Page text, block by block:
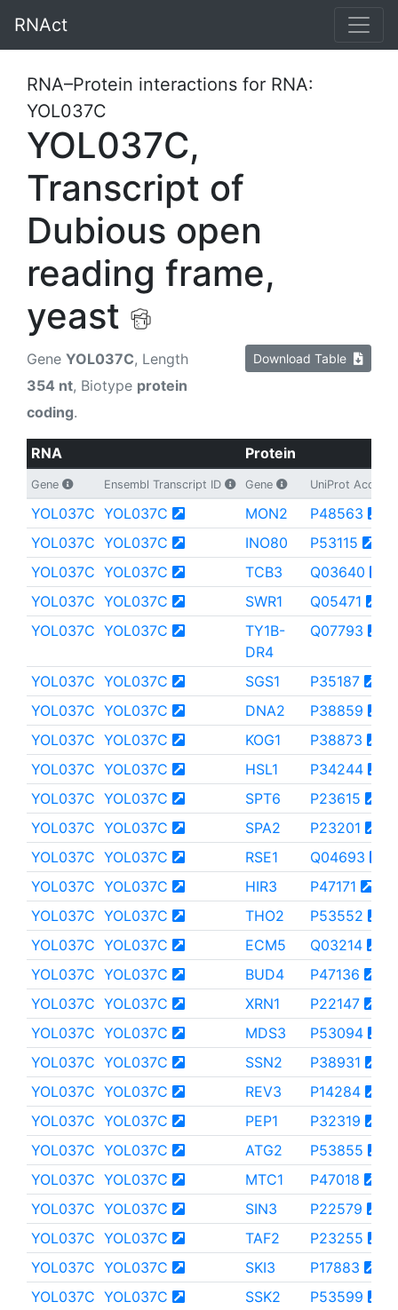
RNAct
RNA–Protein interactions for RNA:
YOL037C
YOL037C,
Transcript of
Dubious open
reading frame,
yeast
Gene YOL037C, Length
354 nt, Biotype protein
coding.
Download Table
RNA Protein
Gene Ensembl Transcript ID Gene UniProt
YOL037C YOL037C MON2
P48563
YOL037C YOL037C INO80
P53115
YOL037C YOL037C TCB3
Q03640
YOL037C YOL037C SWR1
Q05471
YOL037C YOL037C
TY1B-
DR4
Q07793
YOL037C YOL037C SGS1
P35187
YOL037C YOL037C DNA2
P38859
YOL037C YOL037C KOG1
P38873
YOL037C YOL037C HSL1
P34244
YOL037C YOL037C SPT6
P23615
YOL037C YOL037C SPA2
P23201
YOL037C YOL037C RSE1
Q04693
YOL037C YOL037C HIR3
P47171
YOL037C YOL037C THO2
P53552
YOL037C YOL037C ECM5
Q03214
YOL037C YOL037C BUD4
P47136
YOL037C YOL037C XRN1
P22147
YOL037C YOL037C MDS3
P53094
YOL037C YOL037C SSN2
P38931
YOL037C YOL037C REV3
P14284
YOL037C YOL037C PEP1
P32319
YOL037C YOL037C ATG2
P53855
YOL037C YOL037C MTC1
P47018
YOL037C YOL037C SIN3
P22579
YOL037C YOL037C TAF2
P23255
YOL037C YOL037C SKI3
P17883
YOL037C YOL037C SSK2
P53599